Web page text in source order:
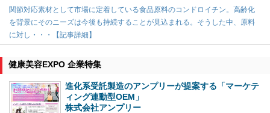
関節対応素材として市場に定着している食品原料のコンドロイチン。高齢化
を背景にそのニーズは今後も持続することが見込まれる。そうした中、原料
に対し・・・【記事詳細】
健康美容EXPO 企業特集
進化系受託製造のアンプリーが提案する「マーケテ
ィング連動型OEM」
株式会社アンプリー